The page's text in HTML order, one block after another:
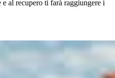
al recupero ti farà raggiungere i